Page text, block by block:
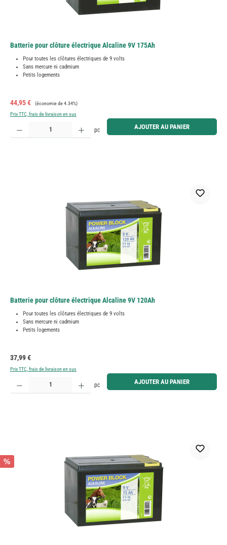
Batterie pour clôture électrique Alcaline 9V 175Ah
Pour toutes les clôtures électriques de 9 volts
Sans mercure ni cadmium
Petits logements
Prix de vente :
44,95 € Prix régulier :
(économie de 4.34%)
Prix TTC, frais de livraison en sus
Quantité de produit : Entrez la quantité souhaitée ou utilisez les boutons pour augmenter ou
pc AJOUTER AU PANIER
Batterie pour clôture électrique Alcaline 9V 120Ah
Pour toutes les clôtures électriques de 9 volts
Sans mercure ni cadmium
Petits logements
Prix régulier :
37,99 €
Prix TTC, frais de livraison en sus
Quantité de produit : Entrez la quantité souhaitée ou utilisez les boutons pour augmenter ou
pc AJOUTER AU PANIER
%